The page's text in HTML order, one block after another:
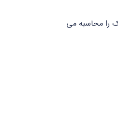
را محاسبه می